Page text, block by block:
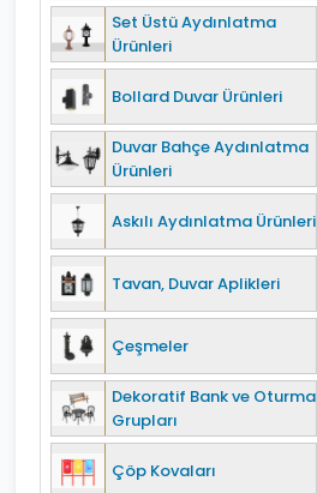
Set Üstü Aydınlatma
Ürünleri
Bollard Duvar Ürünleri
Duvar Bahçe Aydınlatma
Ürünleri
Askılı Aydınlatma Ürünleri
Tavan, Duvar Aplikleri
Çeşmeler
Dekoratif Bank ve Oturma
Grupları
Çöp Kovaları